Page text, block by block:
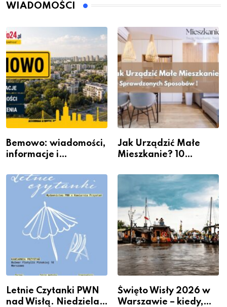
WIADOMOŚCI
Bemowo: wiadomości,
informacje i
Jak Urządzić Małe
Mieszkanie? 10
Przestrzeni Bez
Kosztownego Remontu
Letnie Czytanki PWN
nad Wisłą. Niedziela z
Święto Wisły 2026 w
Warszawie – kiedy,